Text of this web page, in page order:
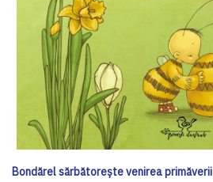
Bondărel sărbătorește venirea primăverii